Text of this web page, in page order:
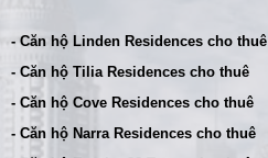
- Căn hộ Linden Residences cho thuê
- Căn hộ Tilia Residences cho thuê
- Căn hộ Cove Residences cho thuê
- Căn hộ Narra Residences cho thuê